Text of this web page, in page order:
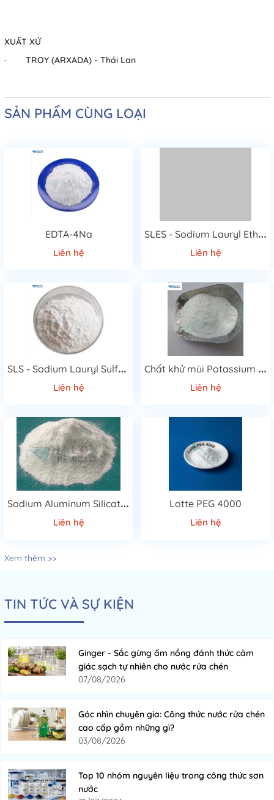
XUẤT XỨ
· TROY (ARXADA) - Thái Lan
SẢN PHẨM CÙNG LOẠI
EDTA-4Na
Liên hệ
S
LES - Sodium Lauryl Ether Sulfate 70%
Liên hệ
S
LS - Sodium Lauryl Sulfate
Liên hệ
C
hất khử mùi Potassium monopersulfate Compound
Liên hệ
S
odium Aluminum Silicate 4A(4A ZEOLITE)
Liên hệ
Lotte PEG 4000
Liên hệ
Xem thêm >>
TIN TỨC VÀ SỰ KIỆN
Ginger - Sắc gừng ấm nồng đánh thức cảm
giác sạch tự nhiên cho nước rửa chén
07/08/2026
Góc nhìn chuyên gia: Công thức nước rửa chén
cao cấp gồm những gì?
03/08/2026
Top 10 nhóm nguyên liệu trong công thức sơn
nước